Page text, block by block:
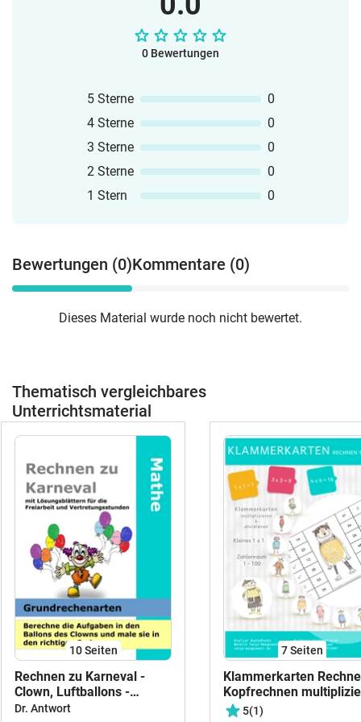
0 Bewertungen
5 Sterne
0
4 Sterne
0
3 Sterne
0
2 Sterne
0
1 Stern
0
Bewertungen (0)Kommentare (0)
Dieses Material wurde noch nicht bewertet.
Thematisch vergleichbares
Unterrichtsmaterial
10Seiten
Rechnen zu Karneval -
Clown, Luftballons -
Addieren, Subtrahieren,
Dr. Antwort
7Seiten
Klammerkarten
Kopfrechnen
und dividieren im
5(1)